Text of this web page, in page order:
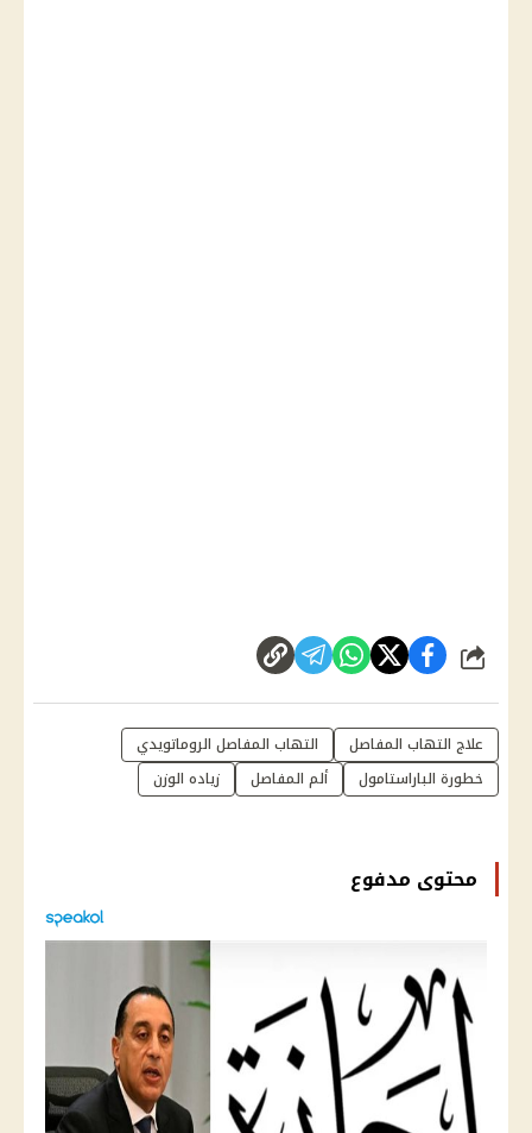
شارك
علاج التهاب المفاصل
التهاب المفاصل الروماتويدي
خطورة الباراستامول
ألم المفاصل زياده الوزن
محتوى مدفوع